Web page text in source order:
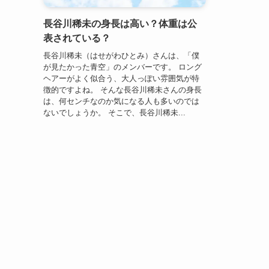
長谷川稀未の身長は高い？体重は公
表されている？
長谷川稀未（はせがわひとみ）さんは、「僕
が見たかった青空」のメンバーです。 ロング
ヘアーがよく似合う、大人っぽい雰囲気が特
徴的ですよね。 そんな長谷川稀未さんの身長
は、何センチなのか気になる人も多いのでは
ないでしょうか。 そこで、長谷川稀未...